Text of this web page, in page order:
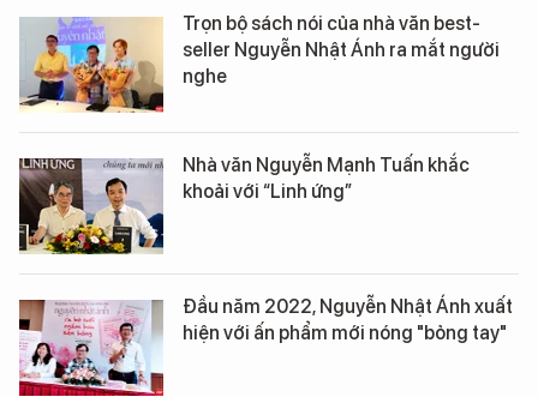
Trọn bộ sách nói của nhà văn best-
seller Nguyễn Nhật Ánh ra mắt người
nghe
Nhà văn Nguyễn Mạnh Tuấn khắc
khoải với “Linh ứng”
Đầu năm 2022, Nguyễn Nhật Ánh xuất
hiện với ấn phẩm mới nóng "bỏng tay"